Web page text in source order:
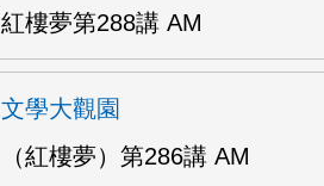
紅樓夢第288講 AM
文學大觀園
（紅樓夢）第286講 AM